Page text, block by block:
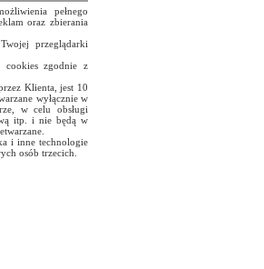
pełnego
oraz zbierania
przeglądarki
cookies zgodnie z
Klienta, jest 10
wyłącznie w
w celu obsługi
itp. i nie będą w
i inne technologie
osób trzecich.